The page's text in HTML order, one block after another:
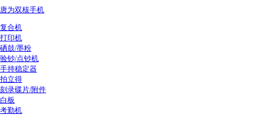
唐为双核手机
复合机
打印机
硒鼓/墨粉
验钞/点钞机
手持稳定器
拍立得
刻录碟片/附件
白板
考勤机